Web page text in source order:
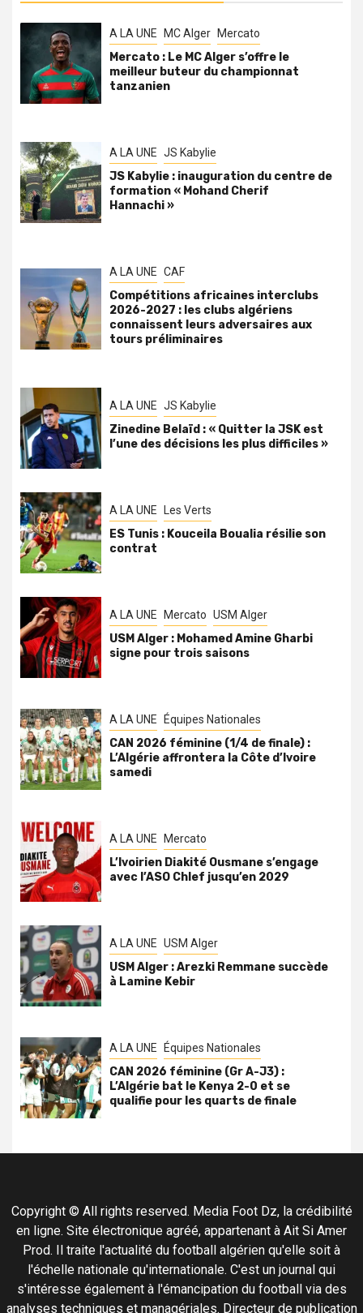
A LA UNE MC Alger Mercato
Mercato : Le MC Alger s’offre le
meilleur buteur du championnat
tanzanien
A LA UNE JS Kabylie
JS Kabylie : inauguration du centre de
formation « Mohand Cherif
Hannachi »
A LA UNE CAF
Compétitions africaines interclubs
2026-2027 : les clubs algériens
connaissent leurs adversaires aux
tours préliminaires
A LA UNE JS Kabylie
Zinedine Belaïd : « Quitter la JSK est
l’une des décisions les plus difficiles »
A LA UNE Les Verts
ES Tunis : Kouceila Boualia résilie son
contrat
A LA UNE Mercato USM Alger
USM Alger : Mohamed Amine Gharbi
signe pour trois saisons
A LA UNE Équipes Nationales
CAN 2026 féminine (1/4 de finale) :
L’Algérie affrontera la Côte d’Ivoire
samedi
A LA UNE Mercato
L’Ivoirien Diakité Ousmane s’engage
avec l’ASO Chlef jusqu’en 2029
A LA UNE USM Alger
USM Alger : Arezki Remmane succède
à Lamine Kebir
A LA UNE Équipes Nationales
CAN 2026 féminine (Gr A-J3) :
L’Algérie bat le Kenya 2-0 et se
qualifie pour les quarts de finale
Copyright © All rights reserved. Media Foot Dz, la crédibilité
en ligne. Site électronique agréé, appartenant à Ait Si Amer
Prod. Il traite l'actualité du football algérien qu'elle soit à
l'échelle nationale qu'internationale. C'est un journal qui
s'intéresse également à l'émancipation du football via des
analyses techniques et managériales. Directeur de publication